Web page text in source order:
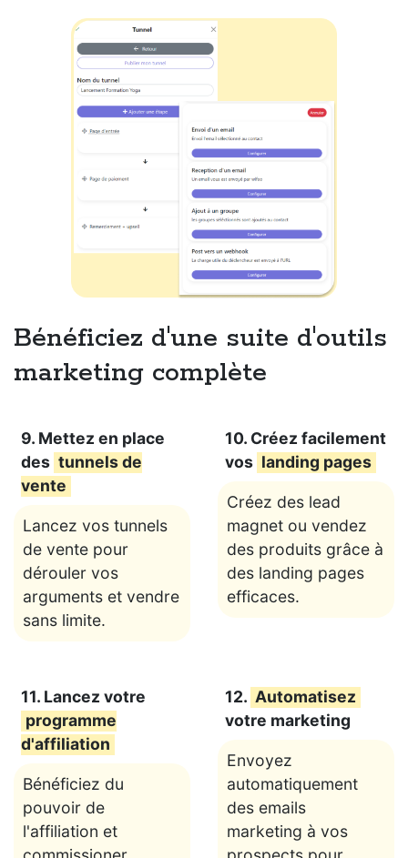
Bénéficiez d'une suite d'outils
marketing complète
9. Mettez en place
des tunnels de
vente
Lancez vos tunnels
de vente pour
dérouler vos
arguments et vendre
sans limite.
10. Créez facilement
vos landing pages
Créez des lead
magnet ou vendez
des produits grâce à
des landing pages
efficaces.
11. Lancez votre
programme
d'affiliation
Bénéficiez du
pouvoir de
l'affiliation et
12. Automatisez
votre marketing
Envoyez
automatiquement
des emails
marketing à vos